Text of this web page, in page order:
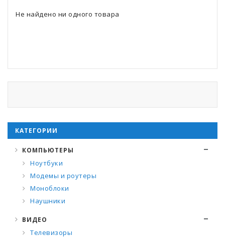
Не найдено ни одного товара
КАТЕГОРИИ
КОМПЬЮТЕРЫ
Ноутбуки
Модемы и роутеры
Моноблоки
Наушники
ВИДЕО
Телевизоры